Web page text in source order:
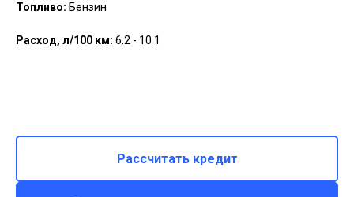
Топливо: Бензин
Расход, л/100 км: 6.2 - 10.1
Рассчитать кредит